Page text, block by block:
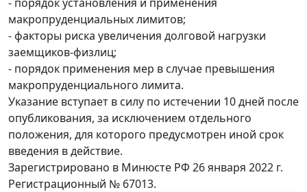
макропруденциальных лимитов;
- факторы риска увеличения долговой нагрузки
заемщиков-физлиц;
- порядок применения мер в случае превышения
макропруденциального лимита.
Указание вступает в силу по истечении 10 дней после
опубликования, за исключением отдельного
положения, для которого предусмотрен иной срок
введения в действие.
Зарегистрировано в Минюсте РФ 26 января 2022 г.
Регистрационный № 67013.